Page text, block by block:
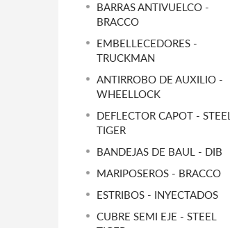
BARRAS ANTIVUELCO -
BRACCO
EMBELLECEDORES -
TRUCKMAN
ANTIRROBO DE AUXILIO -
WHEELLOCK
DEFLECTOR CAPOT - STEEL
TIGER
BANDEJAS DE BAUL - DIB
MARIPOSEROS - BRACCO
ESTRIBOS - INYECTADOS
CUBRE SEMI EJE - STEEL